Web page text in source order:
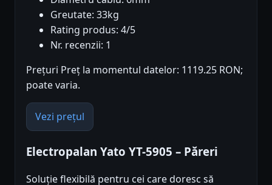
Greutate: 33kg
Rating produs: 4/5
Nr. recenzii: 1
Prețuri Preț la momentul datelor: 1119.25 RON;
poate varia.
Vezi prețul
Electropalan Yato YT-5905 – Păreri
Soluție flexibilă pentru cei care doresc să